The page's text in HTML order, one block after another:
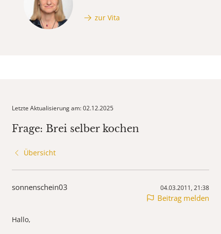
zur Vita
Letzte Aktualisierung am: 02.12.2025
Frage: Brei selber kochen
Übersicht
sonnenschein03 04.03.2011, 21:38
Beitrag melden
Hallo,